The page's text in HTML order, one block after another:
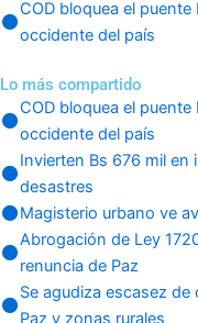
COD bloquea el puente
occidente del país
Lo más compartido
COD bloquea el puente
occidente del país
Invierten Bs 676 mil
desastres
Magisterio urbano ve
Abrogación de Ley
renuncia de Paz
Se agudiza escasez
Paz y zonas rurales